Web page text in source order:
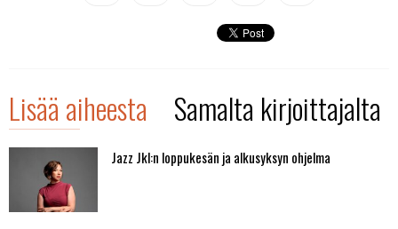
Lisää aiheesta Samalta kirjoittajalta
Jazz Jkl:n loppukesän ja alkusyksyn ohjelma